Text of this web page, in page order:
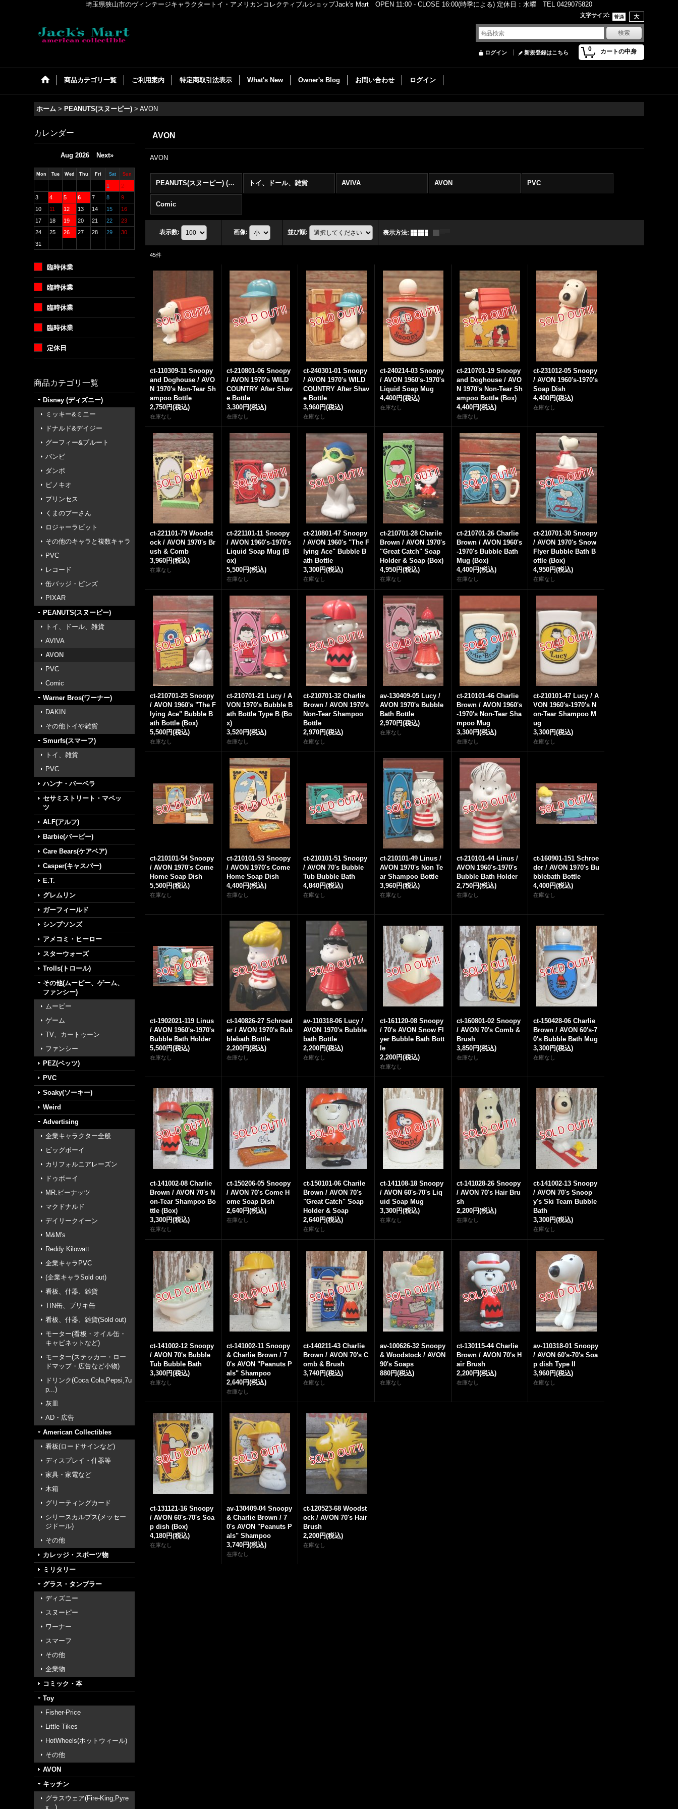
埼玉県狭山市のヴィンテージキャラクタートイ・アメリカンコレクティブルショップJack's Mart OPEN 11:00 - CLOSE 16:00(時季による) 定休日：水曜 TEL 0429075820
文字サイズ:
0 カートの中身
ログイン 新規登録はこちら
商品カテゴリ一覧 ご利用案内 特定商取引法表示 What's New Owner's Blog お問い合わせ ログイン
ホーム > PEANUTS(スヌーピー) > AVON
カレンダー
Aug 2026 Next»
Mon Tue Wed Thu Fri Sat Sun
1
2
3
4 5 6 7 8
9
10
11 12 13 14 15
16
17
18 19 20 21 22
23
24
25 26 27 28 29
30
31
臨時休業
臨時休業
臨時休業
臨時休業
定休日
商品カテゴリ一覧
Disney (ディズニー)
ミッキー&ミニー
ドナルド&デイジー
グーフィー&プルート
バンビ
ダンボ
ピノキオ
プリンセス
くまのプーさん
ロジャーラビット
その他のキャラと複数キャラ
PVC
レコード
缶バッジ・ピンズ
PIXAR
PEANUTS(スヌーピー)
トイ、ドール、雑貨
AVIVA
AVON
PVC
Comic
Warner Bros(ワーナー)
DAKIN
その他トイや雑貨
Smurfs(スマーフ)
トイ、雑貨
PVC
ハンナ・バーベラ
セサミストリート・マペッ
ツ
ALF(アルフ)
Barbie(バービー)
Care Bears(ケアベア)
Casper(キャスパー)
E.T.
グレムリン
ガーフィールド
シンプソンズ
アメコミ・ヒーロー
スターウォーズ
Trolls(トロール)
その他(ムービー、ゲーム、
ファンシー)
ムービー
ゲーム
TV、カートゥーン
ファンシー
PEZ(ペッツ)
PVC
Soaky(ソーキー)
Weird
Advertising
企業キャラクター全般
ビッグボーイ
カリフォルニアレーズン
ドゥボーイ
MR.ピーナッツ
マクドナルド
デイリークイーン
M&M's
Reddy Kilowatt
企業キャラPVC
(企業キャラSold out)
看板、什器、雑貨
TIN缶、ブリキ缶
看板、什器、雑貨(Sold out)
モーター(看板・オイル缶・
キャビネットなど)
モーター(ステッカー・ロー
ドマップ・広告など小物)
ドリンク(Coca Cola,Pepsi,7u
p...)
灰皿
AD・広告
American Collectibles
看板(ロードサインなど)
ディスプレイ・什器等
家具・家電など
木箱
グリーティングカード
シリースカルプス(メッセー
ジドール)
その他
カレッジ・スポーツ物
ミリタリー
グラス・タンブラー
ディズニー
スヌーピー
ワーナー
スマーフ
その他
企業物
コミック・本
Toy
Fisher-Price
Little Tikes
HotWheels(ホットウィール)
その他
AVON
キッチン
グラスウェア(Fire-King,Pyre
x...)
AVON
AVON
PEANUTS(スヌーピー) (全商品) トイ、ドール、雑貨 AVIVA AVON PVC
Comic
表示数: 画像: 並び順: 表示方法:
45件
ct-110309-11 Snoopy
and Doghouse / AVO
N 1970's Non-Tear Sh
ampoo Bottle
2,750円(税込)
在庫なし
ct-210801-06 Snoopy
/ AVON 1970's WILD
COUNTRY After Shav
e Bottle
3,300円(税込)
在庫なし
ct-240301-01 Snoopy
/ AVON 1970's WILD
COUNTRY After Shav
e Bottle
3,960円(税込)
在庫なし
ct-240214-03 Snoopy
/ AVON 1960's-1970's
Liquid Soap Mug
4,400円(税込)
在庫なし
ct-210701-19 Snoopy
and Doghouse / AVO
N 1970's Non-Tear Sh
ampoo Bottle (Box)
4,400円(税込)
在庫なし
ct-231012-05 Snoopy
/ AVON 1960's-1970's
Soap Dish
4,400円(税込)
在庫なし
ct-221101-79 Woodst
ock / AVON 1970's Br
ush & Comb
3,960円(税込)
在庫なし
ct-221101-11 Snoopy
/ AVON 1960's-1970's
Liquid Soap Mug (B
ox)
5,500円(税込)
在庫なし
ct-210801-47 Snoopy
/ AVON 1960's "The F
lying Ace" Bubble B
ath Bottle
3,300円(税込)
在庫なし
ct-210701-28 Charile
Brown / AVON 1970's
"Great Catch" Soap
Holder & Soap (Box)
4,950円(税込)
在庫なし
ct-210701-26 Charlie
Brown / AVON 1960's
-1970's Bubble Bath
Mug (Box)
4,400円(税込)
在庫なし
ct-210701-30 Snoopy
/ AVON 1970's Snow
Flyer Bubble Bath B
ottle (Box)
4,950円(税込)
在庫なし
ct-210701-25 Snoopy
/ AVON 1960's "The F
lying Ace" Bubble B
ath Bottle (Box)
5,500円(税込)
在庫なし
ct-210701-21 Lucy / A
VON 1970's Bubble B
ath Bottle Type B (Bo
x)
3,520円(税込)
在庫なし
ct-210701-32 Charlie
Brown / AVON 1970's
Non-Tear Shampoo
Bottle
2,970円(税込)
在庫なし
av-130409-05 Lucy /
AVON 1970's Bubble
Bath Bottle
2,970円(税込)
在庫なし
ct-210101-46 Charlie
Brown / AVON 1960's
-1970's Non-Tear Sha
mpoo Mug
3,300円(税込)
在庫なし
ct-210101-47 Lucy / A
VON 1960's-1970's N
on-Tear Shampoo M
ug
3,300円(税込)
在庫なし
ct-210101-54 Snoopy
/ AVON 1970's Come
Home Soap Dish
5,500円(税込)
在庫なし
ct-210101-53 Snoopy
/ AVON 1970's Come
Home Soap Dish
4,400円(税込)
在庫なし
ct-210101-51 Snoopy
/ AVON 70's Bubble
Tub Bubble Bath
4,840円(税込)
在庫なし
ct-210101-49 Linus /
AVON 1970's Non Te
ar Shampoo Bottle
3,960円(税込)
在庫なし
ct-210101-44 Linus /
AVON 1960's-1970's
Bubble Bath Holder
2,750円(税込)
在庫なし
ct-160901-151 Schroe
der / AVON 1970's Bu
bblebath Bottle
4,400円(税込)
在庫なし
ct-1902021-119 Linus
/ AVON 1960's-1970's
Bubble Bath Holder
5,500円(税込)
在庫なし
ct-140826-27 Schroed
er / AVON 1970's Bub
blebath Bottle
2,200円(税込)
在庫なし
av-110318-06 Lucy /
AVON 1970's Bubble
bath Bottle
2,200円(税込)
在庫なし
ct-161120-08 Snoopy
/ 70's AVON Snow Fl
yer Bubble Bath Bott
le
2,200円(税込)
在庫なし
ct-160801-02 Snoopy
/ AVON 70's Comb &
Brush
3,850円(税込)
在庫なし
ct-150428-06 Charlie
Brown / AVON 60's-7
0's Bubble Bath Mug
3,300円(税込)
在庫なし
ct-141002-08 Charlie
Brown / AVON 70's N
on-Tear Shampoo Bo
ttle (Box)
3,300円(税込)
在庫なし
ct-150206-05 Snoopy
/ AVON 70's Come H
ome Soap Dish
2,640円(税込)
在庫なし
ct-150101-06 Charile
Brown / AVON 70's
"Great Catch" Soap
Holder & Soap
2,640円(税込)
在庫なし
ct-141108-18 Snoopy
/ AVON 60's-70's Liq
uid Soap Mug
3,300円(税込)
在庫なし
ct-141028-26 Snoopy
/ AVON 70's Hair Bru
sh
2,200円(税込)
在庫なし
ct-141002-13 Snoopy
/ AVON 70's Snoop
y's Ski Team Bubble
Bath
3,300円(税込)
在庫なし
ct-141002-12 Snoopy
/ AVON 70's Bubble
Tub Bubble Bath
3,300円(税込)
在庫なし
ct-141002-11 Snoopy
& Charlie Brown / 7
0's AVON "Peanuts P
als" Shampoo
2,640円(税込)
在庫なし
ct-140211-43 Charlie
Brown / AVON 70's C
omb & Brush
3,740円(税込)
在庫なし
av-100626-32 Snoopy
& Woodstock / AVON
90's Soaps
880円(税込)
在庫なし
ct-130115-44 Charlie
Brown / AVON 70's H
air Brush
2,200円(税込)
在庫なし
av-110318-01 Snoopy
/ AVON 60's-70's Soa
p dish Type II
3,960円(税込)
在庫なし
ct-131121-16 Snoopy
/ AVON 60's-70's Soa
p dish (Box)
4,180円(税込)
在庫なし
av-130409-04 Snoopy
& Charlie Brown / 7
0's AVON "Peanuts P
als" Shampoo
3,740円(税込)
在庫なし
ct-120523-68 Woodst
ock / AVON 70's Hair
Brush
2,200円(税込)
在庫なし